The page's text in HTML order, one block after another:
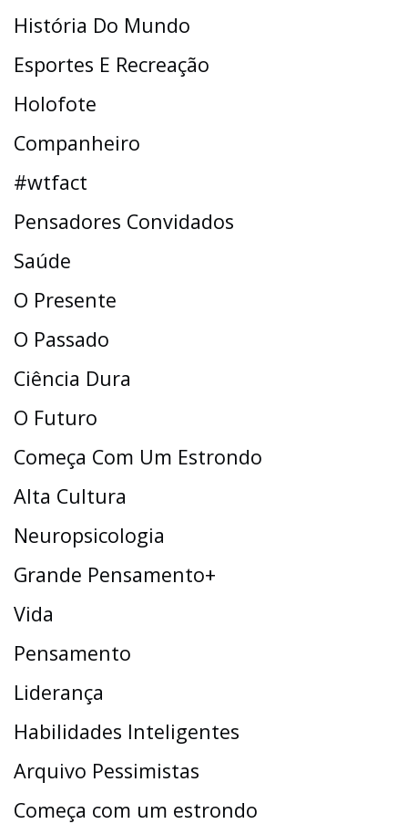
História Do Mundo
Esportes E Recreação
Holofote
Companheiro
#wtfact
Pensadores Convidados
Saúde
O Presente
O Passado
Ciência Dura
O Futuro
Começa Com Um Estrondo
Alta Cultura
Neuropsicologia
Grande Pensamento+
Vida
Pensamento
Liderança
Habilidades Inteligentes
Arquivo Pessimistas
Começa com um estrondo